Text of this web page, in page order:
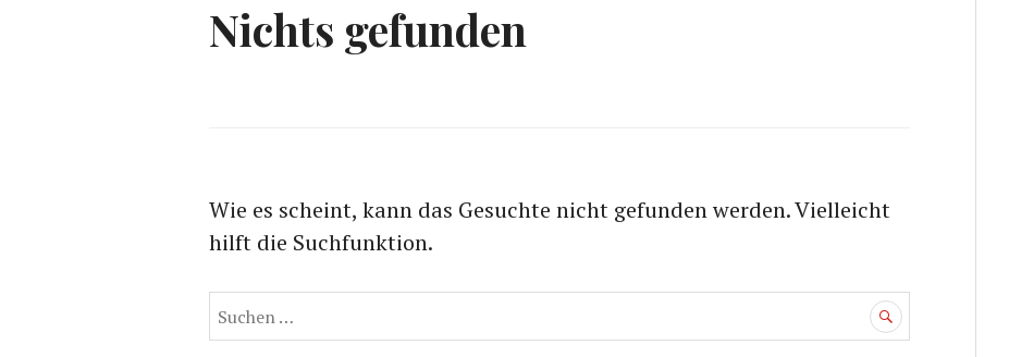
Nichts gefunden
Wie es scheint, kann das Gesuchte nicht gefunden werden. Vielleicht
hilft die Suchfunktion.
Suchen
nach: